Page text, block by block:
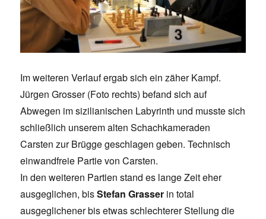
Im weiteren Verlauf ergab sich ein zäher Kampf.
Jürgen Grosser (Foto rechts) befand sich auf
Abwegen im sizilianischen Labyrinth und musste sich
schließlich unserem alten Schachkameraden
Carsten zur Brügge geschlagen geben. Technisch
einwandfreie Partie von Carsten.
In den weiteren Partien stand es lange Zeit eher
ausgeglichen, bisStefan Grasser in total
ausgeglichener bis etwas schlechterer Stellung die